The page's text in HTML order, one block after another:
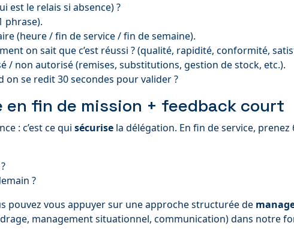
est le relais si absence) ?
phrase).
(heure / fin de service / fin de semaine).
on sait que c’est réussi ? (qualité, rapidité, conformité,
/ non autorisé (remises, substitutions, gestion de stock, etc.).
on se redit 30 secondes pour valider ?
en fin de mission + feedback court
: c’est ce qui sécurise la délégation. En fin de service, prenez
?
pouvez vous appuyer sur une approche structurée de
management situationnel, communication) dans notre